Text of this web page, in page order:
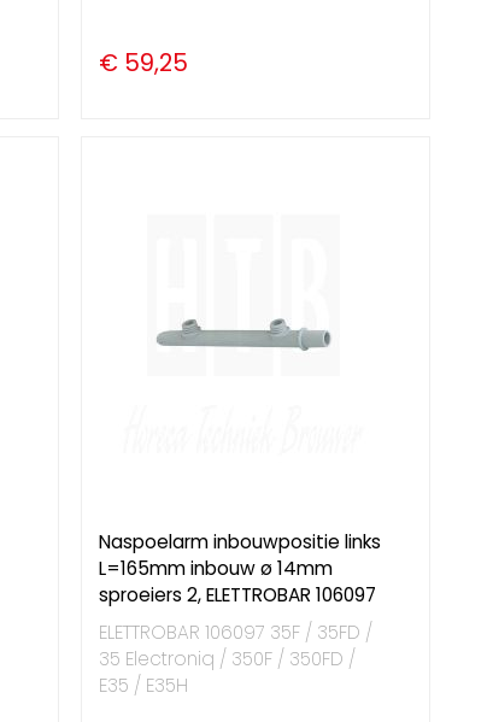
€ 59,25
Naspoelarm inbouwpositie links
L=165mm inbouw ø 14mm
sproeiers 2, ELETTROBAR 106097
ELETTROBAR 106097 35F / 35FD /
35 Electroniq / 350F / 350FD /
E35 / E35H